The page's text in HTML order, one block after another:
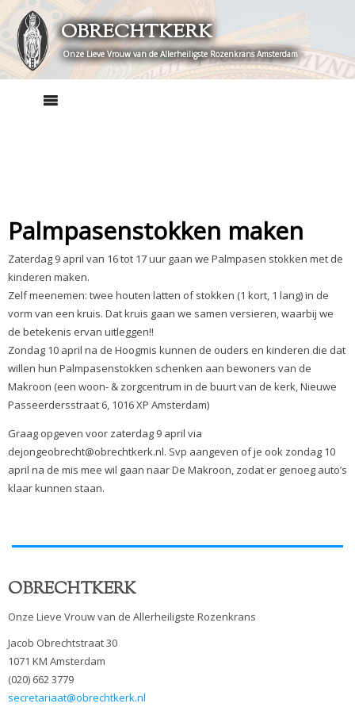
Skip
to
content
OBRECHTKERK
Onze Lieve Vrouw van de Allerheiligste Rozenkrans Amsterdam
Palmpasenstokken maken
Zaterdag 9 april van 16 tot 17 uur gaan we Palmpasen stokken met de
kinderen maken.
Zelf meenemen: twee houten latten of stokken (1 kort, 1 lang) in de
vorm van een kruis. Dat kruis gaan we samen versieren, waarbij we
de betekenis ervan uitleggen!!
Zondag 10 april na de Hoogmis kunnen de ouders en kinderen die dat
willen hun Palmpasenstokken schenken aan bewoners van de
Makroon (een woon- & zorgcentrum in de buurt van de kerk, Nieuwe
Passeerdersstraat 6, 1016 XP Amsterdam)
Graag opgeven voor zaterdag 9 april via
dejongeobrecht@obrechtkerk.nl. Svp aangeven of je ook zondag 10
april na de mis mee wil gaan naar De Makroon, zodat er genoeg auto’s
klaar kunnen staan.
OBRECHTKERK
Onze Lieve Vrouw van de Allerheiligste Rozenkrans
Jacob Obrechtstraat 30
1071 KM Amsterdam
(020) 662 3779
secretariaat@obrechtkerk.nl